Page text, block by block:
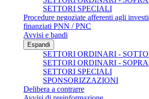
SETTORI SPECIALI
Procedure negoziate afferenti agli
finanziati PNN / PNC
Avvisi e bandi
Espandi
SETTORI ORDINARI -
SETTORI ORDINARI -
SETTORI SPECIALI
SPONSORIZZAZIONI
Delibera a contrarre